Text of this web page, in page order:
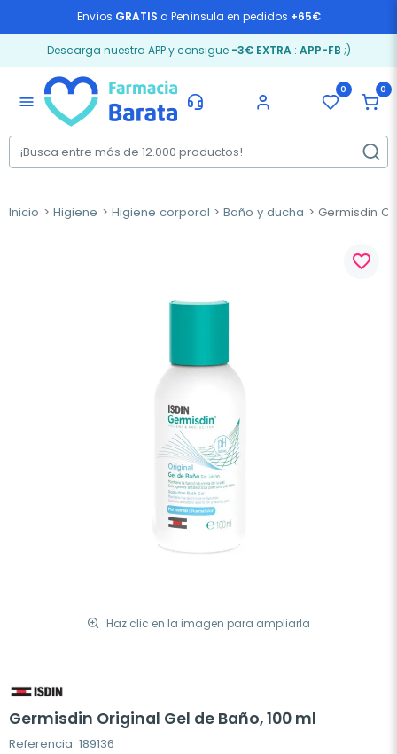
Envíos GRATIS a Península en pedidos +65€
Descarga nuestra APP y consigue -3€ EXTRA: APP-FB ;)
menu
0 0
Inicio Higiene Higiene corporal Baño y ducha Germisdin
Haz clic en la imagen para ampliarla
favorite_border
Germisdin Original Gel de Baño, 100 ml
Referencia: 189136